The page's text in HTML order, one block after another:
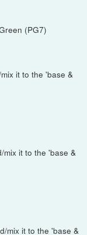
(PG7)
it to the 'base &
it to the 'base &
mix it to the 'base &